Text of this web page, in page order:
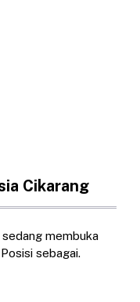
Cikarang
sedang membuka
sebagai.